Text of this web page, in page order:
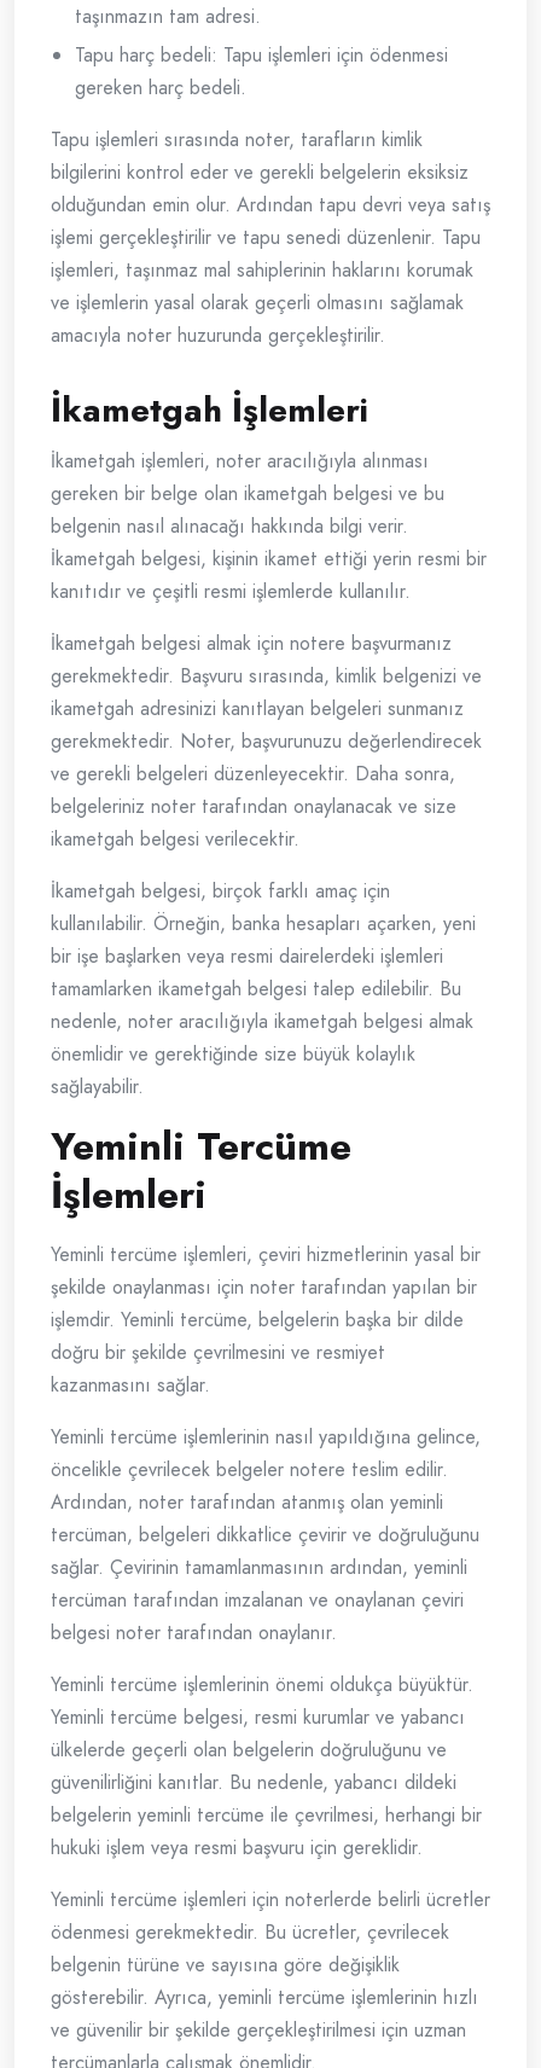
taşınmazın tam adresi.
Tapu harç bedeli: Tapu işlemleri için ödenmesi
gereken harç bedeli.
Tapu işlemleri sırasında noter, tarafların kimlik
bilgilerini kontrol eder ve gerekli belgelerin eksiksiz
olduğundan emin olur. Ardından tapu devri veya satış
işlemi gerçekleştirilir ve tapu senedi düzenlenir. Tapu
işlemleri, taşınmaz mal sahiplerinin haklarını korumak
ve işlemlerin yasal olarak geçerli olmasını sağlamak
amacıyla noter huzurunda gerçekleştirilir.
İkametgah İşlemleri
İkametgah işlemleri, noter aracılığıyla alınması
gereken bir belge olan ikametgah belgesi ve bu
belgenin nasıl alınacağı hakkında bilgi verir.
İkametgah belgesi, kişinin ikamet ettiği yerin resmi bir
kanıtıdır ve çeşitli resmi işlemlerde kullanılır.
İkametgah belgesi almak için notere başvurmanız
gerekmektedir. Başvuru sırasında, kimlik belgenizi ve
ikametgah adresinizi kanıtlayan belgeleri sunmanız
gerekmektedir. Noter, başvurunuzu değerlendirecek
ve gerekli belgeleri düzenleyecektir. Daha sonra,
belgeleriniz noter tarafından onaylanacak ve size
ikametgah belgesi verilecektir.
İkametgah belgesi, birçok farklı amaç için
kullanılabilir. Örneğin, banka hesapları açarken, yeni
bir işe başlarken veya resmi dairelerdeki işlemleri
tamamlarken ikametgah belgesi talep edilebilir. Bu
nedenle, noter aracılığıyla ikametgah belgesi almak
önemlidir ve gerektiğinde size büyük kolaylık
sağlayabilir.
Yeminli Tercüme
İşlemleri
Yeminli tercüme işlemleri, çeviri hizmetlerinin yasal bir
şekilde onaylanması için noter tarafından yapılan bir
işlemdir. Yeminli tercüme, belgelerin başka bir dilde
doğru bir şekilde çevrilmesini ve resmiyet
kazanmasını sağlar.
Yeminli tercüme işlemlerinin nasıl yapıldığına gelince,
öncelikle çevrilecek belgeler notere teslim edilir.
Ardından, noter tarafından atanmış olan yeminli
tercüman, belgeleri dikkatlice çevirir ve doğruluğunu
sağlar. Çevirinin tamamlanmasının ardından, yeminli
tercüman tarafından imzalanan ve onaylanan çeviri
belgesi noter tarafından onaylanır.
Yeminli tercüme işlemlerinin önemi oldukça büyüktür.
Yeminli tercüme belgesi, resmi kurumlar ve yabancı
ülkelerde geçerli olan belgelerin doğruluğunu ve
güvenilirliğini kanıtlar. Bu nedenle, yabancı dildeki
belgelerin yeminli tercüme ile çevrilmesi, herhangi bir
hukuki işlem veya resmi başvuru için gereklidir.
Yeminli tercüme işlemleri için noterlerde belirli ücretler
ödenmesi gerekmektedir. Bu ücretler, çevrilecek
belgenin türüne ve sayısına göre değişiklik
gösterebilir. Ayrıca, yeminli tercüme işlemlerinin hızlı
ve güvenilir bir şekilde gerçekleştirilmesi için uzman